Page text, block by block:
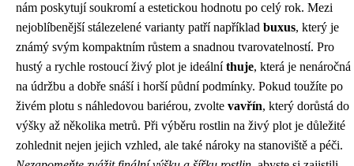
nám poskytují soukromí a estetickou hodnotu po celý rok. Mezi
nejoblíbenější stálezelené varianty patří například buxus, který je
známý svým kompaktním růstem a snadnou tvarovatelností. Pro
hustý a rychle rostoucí živý plot je ideálníthuje, která je nenáročná
na údržbu a dobře snáší i horší půdní podmínky. Pokud toužíte po
živém plotu s náhledovou bariérou, zvolte vavřín, který dorůstá do
výšky až několika metrů. Při výběru rostlin na živý plot je důležité
zohlednit nejen jejich vzhled, ale také nároky na stanoviště a péči.